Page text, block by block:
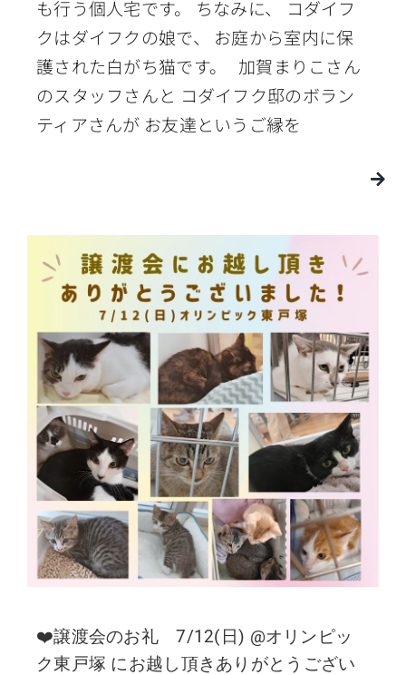
も行う個人宅です。 ちなみに、 コダイフ
クはダイフクの娘で、 お庭から室内に保
護された白がち猫です。 加賀まりこさん
のスタッフさんと コダイフク邸のボラン
ティアさんが お友達というご縁を
❤️譲渡会のお礼 7/12(日) @オリンピッ
ク東戸塚 にお越し頂きありがとうござい